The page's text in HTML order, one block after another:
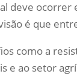
deve ocorrer
é que
como a
e ao setor